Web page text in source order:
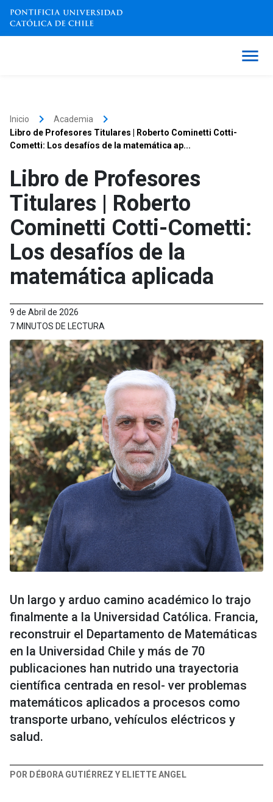
Inicio keyboard_arrow_right Academia keyboard_arrow_right
Libro de Profesores Titulares | Roberto Cominetti Cotti-
Cometti: Los desafíos de la matemática ap...
Libro de Profesores
Titulares | Roberto
Cominetti Cotti-Cometti:
Los desafíos de la
matemática aplicada
9 de Abril de 2026
7 MINUTOS DE LECTURA
Un largo y arduo camino académico lo trajo
finalmente a la Universidad Católica. Francia,
reconstruir el Departamento de Matemáticas
en la Universidad Chile y más de 70
publicaciones han nutrido una trayectoria
científica centrada en resol- ver problemas
matemáticos aplicados a procesos como
transporte urbano, vehículos eléctricos y
salud.
POR DÉBORA GUTIÉRREZ Y ELIETTE ANGEL